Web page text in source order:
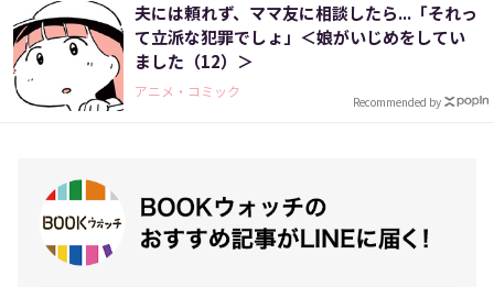
夫には頼れず、ママ友に相談したら...「それっ
て立派な犯罪でしょ」＜娘がいじめをしてい
ました（12）＞
アニメ・コミック
Recommended by